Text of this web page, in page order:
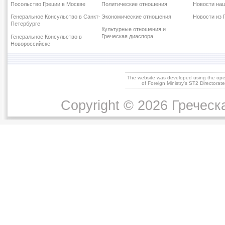
ПЕРВЫЙ МЕЖДУНАРОДНЫЙ КОНКУРС
Ушла из жизни Соня Ильинская – великий ученый-
эллинист.
Объявление об открытии 1 (одного) рабочего места
Посольство Греции в Москве
Генеральное Консульство в Санкт-
Петербурге
Генеральное Консульство в
Новороссийске
Политические отношения
Экономические отношения
Культурные отношения и
Греческая диаспора
Новости
Новости из
The website was developed using the
of Foreign Ministry's ST2
Copyright © 2026